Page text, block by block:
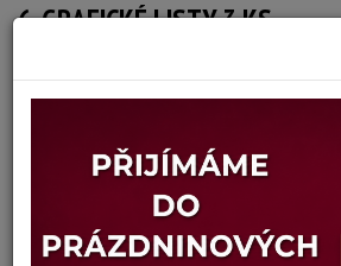
6. GRAFICKÉ LISTY 3 KS
(1613 - 1660)
vydraženo
Sv. Anežka (Petrus de Balliu/ vydavatel:
Sv. Benedikt ( autor: Abraham van
vydavatel: Martinus van den Enden)
Matka Tereza (rytec: Petrus de Balliu)